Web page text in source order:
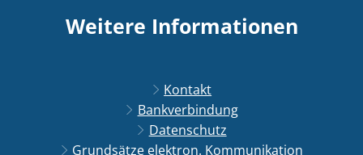
Weitere Informationen
Kontakt
Bankverbindung
Datenschutz
Grundsätze elektron. Kommunikation